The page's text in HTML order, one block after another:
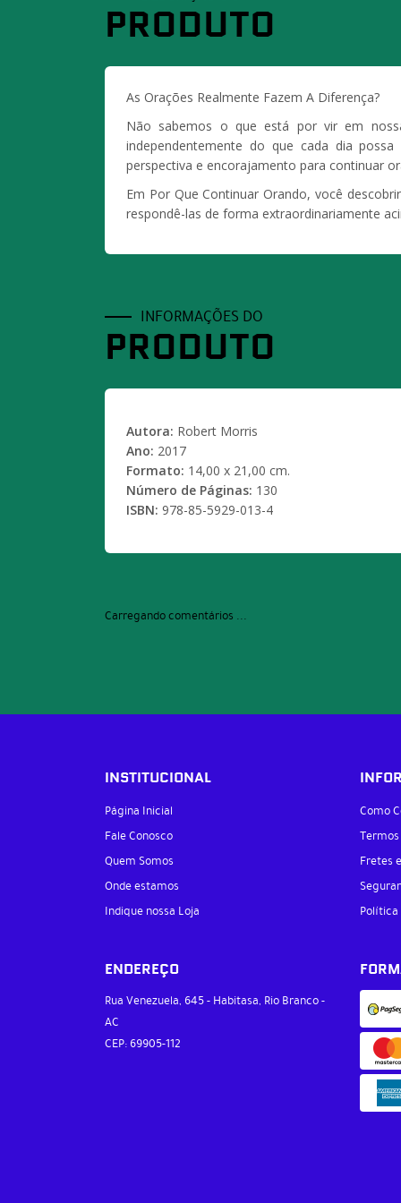
PRODUTO
As Orações Realmente Fazem A Diferença?
Não sabemos o que está por vir em
independentemente do que cada dia
perspectiva e encorajamento para continuar
Em Por Que Continuar Orando, você
respondê-las de forma extraordinariamente
INFORMAÇÕES DO
PRODUTO
Autora: Robert Morris
Ano: 2017
Formato: 14,00 x 21,00 cm.
Número de Páginas: 130
ISBN: 978-85-5929-013-4
Carregando comentários ...
INSTITUCIONAL
Página Inicial
Fale Conosco
Quem Somos
Onde estamos
Indique nossa Loja
Como
Fretes
Política
ENDEREÇO
Rua Venezuela, 645- Habitasa, Rio Branco-
AC
CEP: 69905-112